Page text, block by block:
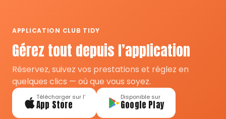
APPLICATION CLUB TIDY
Gérez tout depuis l’application
Réservez, suivez vos prestations et réglez en
quelques clics — où que vous soyez.
Télécharger sur l’
App Store
Disponible sur
Google Play